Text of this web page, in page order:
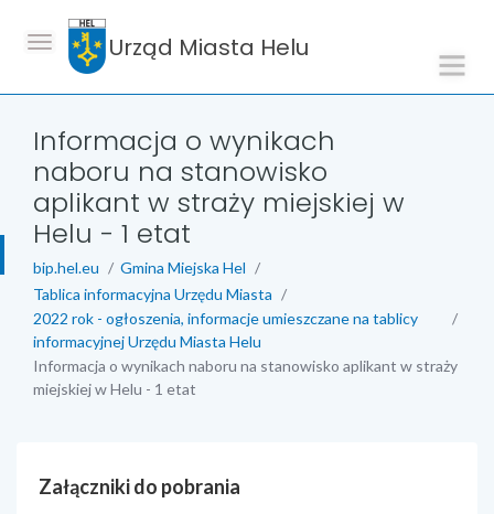
Urząd Miasta Helu
Informacja o wynikach
naboru na stanowisko
aplikant w straży miejskiej w
Helu - 1 etat
bip.hel.eu
Gmina Miejska Hel
Tablica informacyjna Urzędu Miasta
2022 rok - ogłoszenia, informacje umieszczane na tablicy
informacyjnej Urzędu Miasta Helu
Informacja o wynikach naboru na stanowisko aplikant w straży
miejskiej w Helu - 1 etat
Załączniki do pobrania